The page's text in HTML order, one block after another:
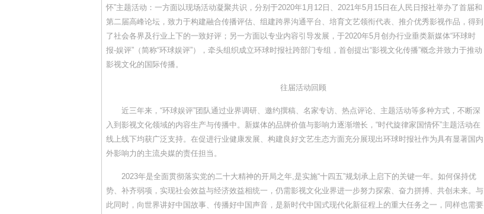
怀”主题活动：一方面以现场活动凝聚共识，分别于2020年1月12日、2021年5月15日在人民日报社举办了首届和
第二届高峰论坛，致力于构建融合传播评估、组建跨界沟通平台、培育文艺领衔代表、推介优秀影视作品，得到
了社会各界及行业上下的一致好评；另一方面以专业内容引导发展，于2020年5月创办行业垂类新媒体“环球时
报-娱评”（简称“环球娱评”），牵头组织成立环球时报社跨部门专组，首创提出“影视文化传播”概念并致力于推动
影视文化的国际传播。
往届活动回顾
近三年来，“环球娱评”团队通过业界调研、邀约撰稿、名家专访、热点评论、主题活动等多种方式，不断深
入到影视文化领域的内容生产与传播中。新媒体的品牌价值与影响力逐渐增长，“时代旋律家国情怀”主题活动在
线上线下均获广泛支持。在促进行业健康发展、构建良好文艺生态方面充分展现出环球时报社作为具有显著国内
外影响力的主流央媒的责任担当。
2023年是全面贯彻落实党的二十大精神的开局之年,是实施“十四五”规划承上启下的关键一年。如何保持优
势、补齐弱项，实现社会效益与经济效益相统一，仍需影视文化业界进一步努力探索、奋力拼搏、共创未来。与
此同时，向世界讲好中国故事、传播好中国声音，是新时代中国式现代化新征程上的重大任务之一，同样也需要